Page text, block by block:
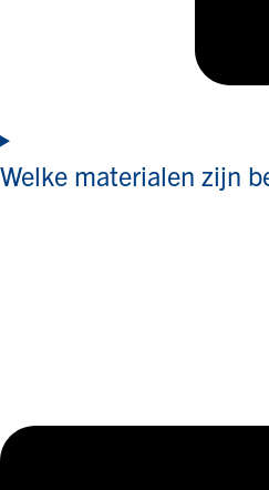
Welke materialen zijn